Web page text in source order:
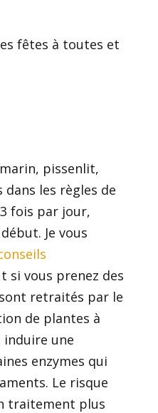
fêtes à toutes et
pissenlit,
les règles de
fois par jour,
Je vous
si vous prenez des
retraités par le
de plantes à
une
enzymes qui
Le risque
traitement plus